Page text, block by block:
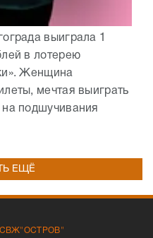
выиграла 1
в лотерею
Женщина
мечтая выиграть
подшучивания
ЕЩЁ